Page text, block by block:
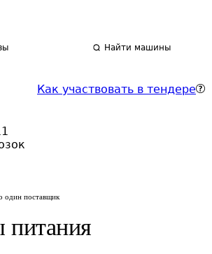
Найти машины
Как участвовать в тендере
один поставщик
питания